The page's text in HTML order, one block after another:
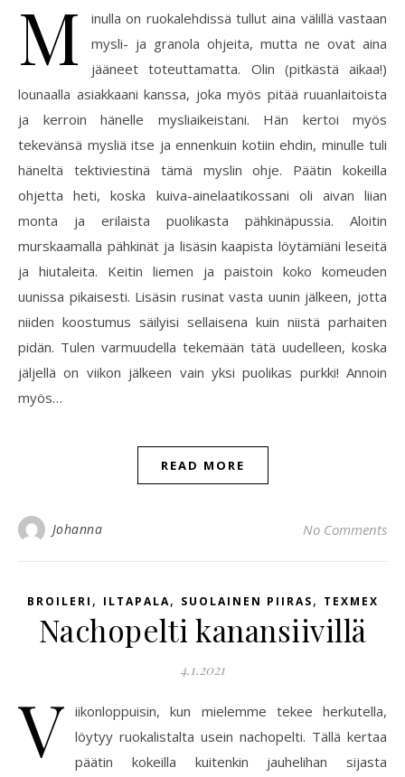
M
inulla on ruokalehdissä tullut aina välillä vastaan
mysli- ja granola ohjeita, mutta ne ovat aina
jääneet toteuttamatta. Olin (pitkästä aikaa!)
lounaalla asiakkaani kanssa, joka myös pitää ruuanlaitoista
ja kerroin hänelle mysliaikeistani. Hän kertoi myös
tekevänsä mysliä itse ja ennenkuin kotiin ehdin, minulle tuli
häneltä tektiviestinä tämä myslin ohje. Päätin kokeilla
ohjetta heti, koska kuiva-ainelaatikossani oli aivan liian
monta ja erilaista puolikasta pähkinäpussia. Aloitin
murskaamalla pähkinät ja lisäsin kaapista löytämiäni leseitä
ja hiutaleita. Keitin liemen ja paistoin koko komeuden
uunissa pikaisesti. Lisäsin rusinat vasta uunin jälkeen, jotta
niiden koostumus säilyisi sellaisena kuin niistä parhaiten
pidän. Tulen varmuudella tekemään tätä uudelleen, koska
jäljellä on viikon jälkeen vain yksi puolikas purkki! Annoin
myös…
READ MORE
Johanna No Comments
BROILERI , ILTAPALA, SUOLAINEN PIIRAS, TEXMEX
Nachopelti kanansiivillä
4.1.2021
V iikonloppuisin, kun mielemme tekee herkutella,
löytyy ruokalistalta usein nachopelti. Tällä kertaa
päätin kokeilla kuitenkin jauhelihan sijasta